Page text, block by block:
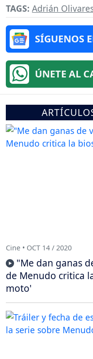
TAGS: Adrián
SÍGUENOS
ÚNETE AL
Cine • OCT 14 / 2020
"Me dan ganas
de Menudo critica
moto'